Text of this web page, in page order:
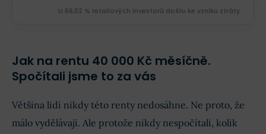
U 66,02 % retailových investorů došlo ke vzniku ztráty.
Jak na rentu 40 000 Kč měsíčně.
Spočítali jsme to za vás
Většina lidí nikdy této renty nedosáhne. Ne proto, že
málo vydělávají. Ale protože nikdy nespočítali, kolik